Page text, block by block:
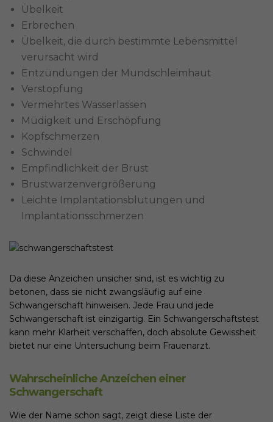
Übelkeit
Erbrechen
Übelkeit, die durch bestimmte Lebensmittel
verursacht wird
Entzündungen der Mundschleimhaut
Verstopfung
Vermehrtes Wasserlassen
Müdigkeit und Erschöpfung
Kopfschmerzen
Schwindel
Empfindlichkeit der Brust
Brustwarzenvergrößerung
Leichte Implantationsblutungen und
Implantationsschmerzen
Da diese Anzeichen unsicher sind, ist es wichtig zu
betonen, dass sie nicht zwangsläufig auf eine
Schwangerschaft hinweisen. Jede Frau und jede
Schwangerschaft ist einzigartig. Ein Schwangerschaftstest
kann mehr Klarheit verschaffen, doch absolute Gewissheit
bietet nur eine Untersuchung beim Frauenarzt.
Wahrscheinliche Anzeichen einer
Schwangerschaft
Wie der Name schon sagt, zeigt diese Liste der